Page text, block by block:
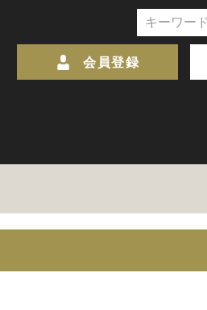
会員登録